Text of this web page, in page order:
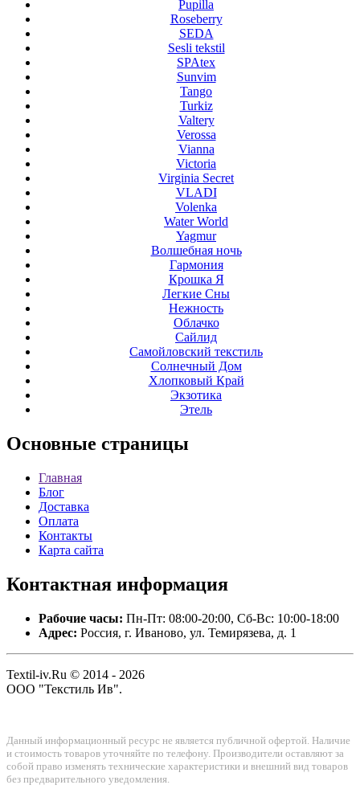
Pupilla
Roseberry
SEDA
Sesli tekstil
SPAtex
Sunvim
Tango
Turkiz
Valtery
Verossa
Vianna
Victoria
Virginia Secret
VLADI
Volenka
Water World
Yagmur
Волшебная ночь
Гармония
Крошка Я
Легкие Сны
Нежность
Облачко
Сайлид
Самойловский текстиль
Солнечный Дом
Хлопковый Край
Экзотика
Этель
Основные страницы
Главная
Блог
Доставка
Оплата
Контакты
Карта сайта
Контактная информация
Рабочие часы: Пн-Пт: 08:00-20:00, Сб-Вс: 10:00-18:00
Адрес: Россия, г. Иваново, ул. Темирязева, д. 1
Textil-iv.Ru © 2014 - 2026
ООО "Текстиль Ив".
Данный информационный ресурс не является публичной офертой. Наличие
и стоимость товаров уточняйте по телефону. Производители оставляют за
собой право изменять технические характеристики и внешний вид товаров
без предварительного уведомления.